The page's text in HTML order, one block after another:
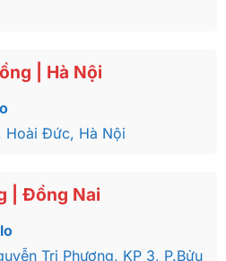
| Hà Nội
Hoài Đức, Hà Nội
| Đồng Nai
Tri Phương, KP 3, P.Bửu